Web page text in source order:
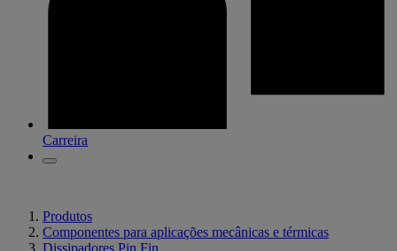
Carreira
Produtos
Componentes para aplicações mecânicas e térmicas
Dissipadores Pin Fin